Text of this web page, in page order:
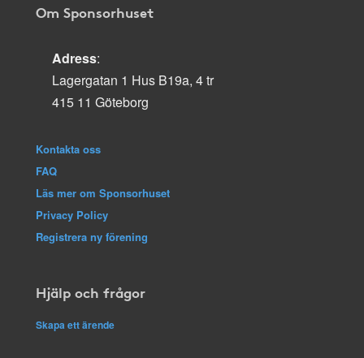
Om Sponsorhuset
Adress:
Lagergatan 1 Hus B19a, 4 tr
415 11 Göteborg
Kontakta oss
FAQ
Läs mer om Sponsorhuset
Privacy Policy
Registrera ny förening
Hjälp och frågor
Skapa ett ärende